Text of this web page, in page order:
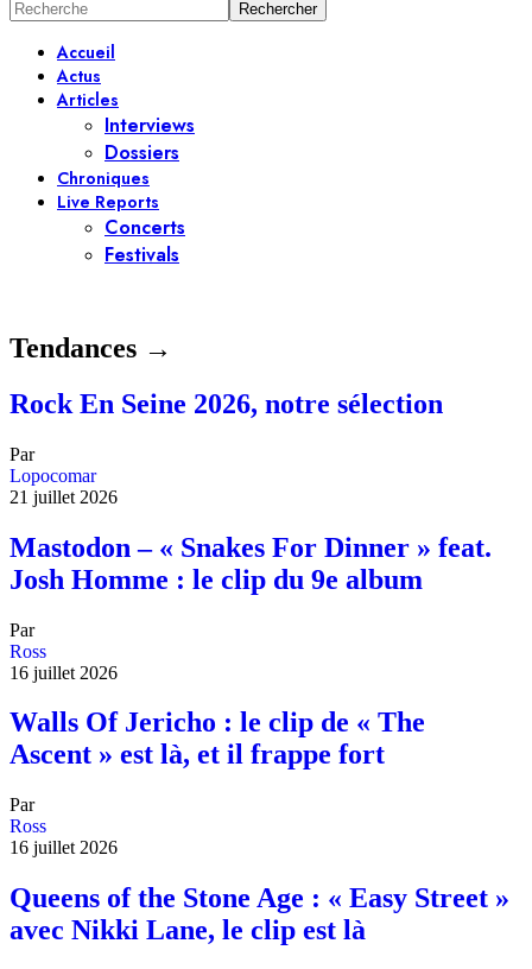
Accueil
Actus
Articles
Interviews
Dossiers
Chroniques
Live Reports
Concerts
Festivals
Tendances →
Rock En Seine 2026, notre sélection
Par
Lopocomar
21 juillet 2026
Mastodon – « Snakes For Dinner » feat.
Josh Homme : le clip du 9e album
Par
Ross
16 juillet 2026
Walls Of Jericho : le clip de « The
Ascent » est là, et il frappe fort
Par
Ross
16 juillet 2026
Queens of the Stone Age : « Easy Street »
avec Nikki Lane, le clip est là